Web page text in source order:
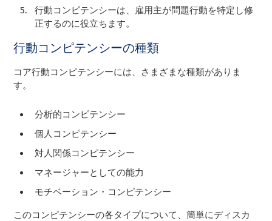
行動コンピテンシーは、雇用主が問題行動を特定し修
正するのに役立ちます。
行動コンピテンシーの種類
コア行動コンピテンシーには、さまざまな種類がありま
す。
分析的コンピテンシー
個人コンピテンシー
対人関係コンピテンシー
マネージャーとしての能力
モチベーション・コンピテンシー
このコンピテンシーの各タイプについて、簡単にディスカ